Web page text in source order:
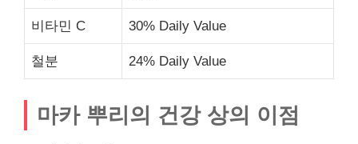
비타민 C 30% Daily Value
철분 24% Daily Value
마카 뿌리의 건강 상의 이점